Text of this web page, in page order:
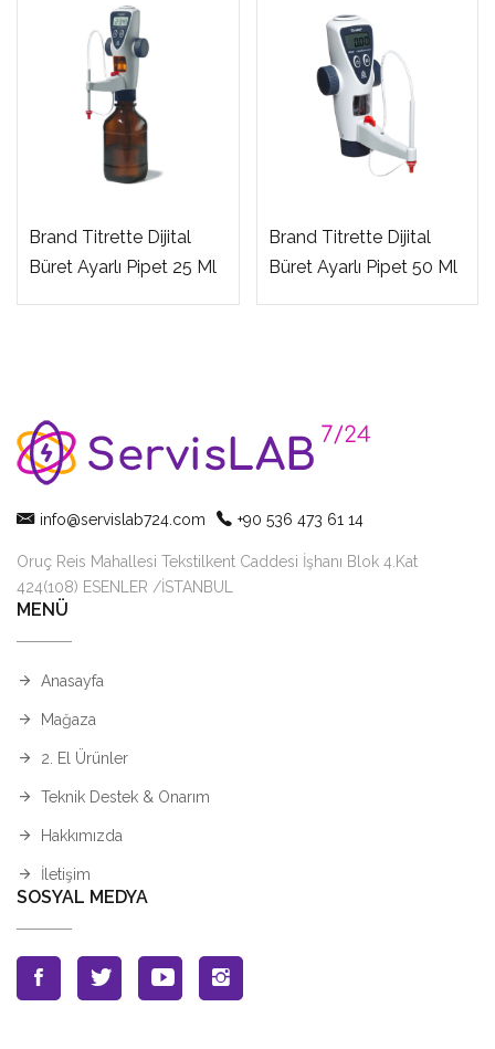
Brand Titrette Dijital
Büret Ayarlı Pipet 25 Ml
Brand Titrette Dijital
Büret Ayarlı Pipet 50 Ml
info@servislab724.com +90 536 473 61 14
Oruç Reis Mahallesi Tekstilkent Caddesi İşhanı Blok 4.Kat
424(108) ESENLER /İSTANBUL
MENÜ
Anasayfa
Mağaza
2. El Ürünler
Teknik Destek & Onarım
Hakkımızda
İletişim
SOSYAL MEDYA